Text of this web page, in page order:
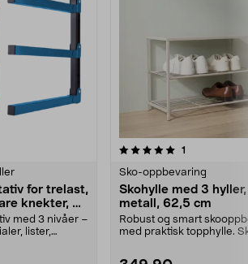
for trelast,
knekter, 2-
med 3 nivåer –
lister,
1
Sko-oppbevaring
Skohylle med 3
metall, 62,5 cm
Robust og smart
med praktisk topphylle.
4.5 av 5 stjerner